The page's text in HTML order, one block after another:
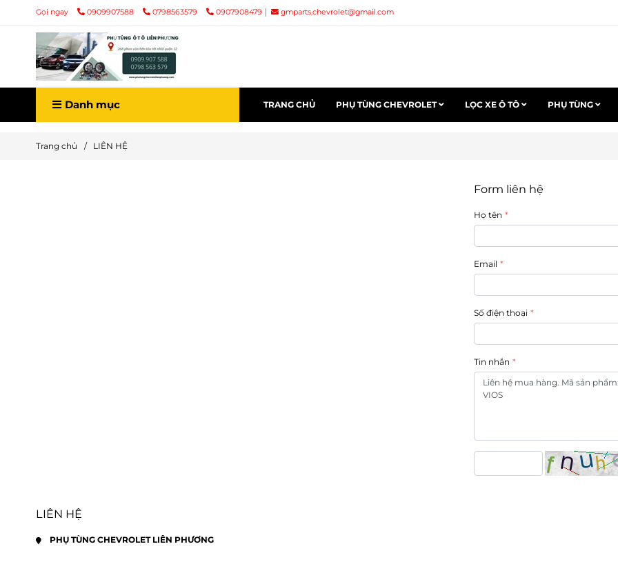
Gọi ngay 0909907588 0798563579 0907908479 gmparts.chevrolet@gmail.com
Danh mục TRANG CHỦ PHỤ TÙNG CHEVROLET LỌC XE Ô TÔ PHỤ TÙNG
Trang chủ / LIÊN HỆ
LIÊN HỆ
PHỤ TÙNG CHEVROLET LIÊN PHƯƠNG
Form liên hệ
Họ tên
Email
Số điện thoại
Tin nhắn